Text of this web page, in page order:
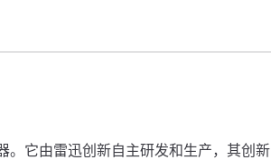
它由雷迅创新自主研发和生产，其创新